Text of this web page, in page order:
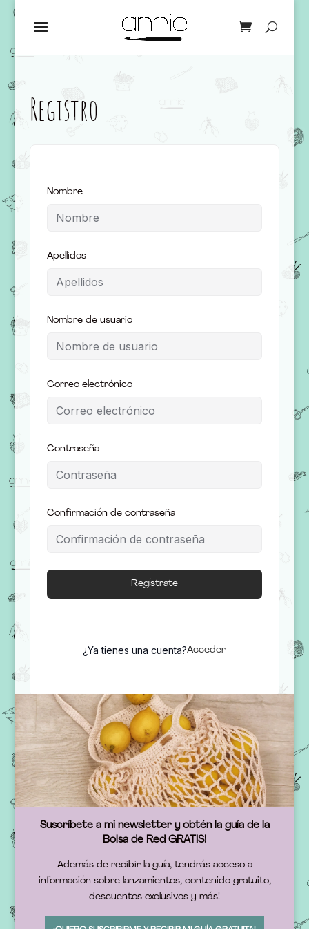
Registro
Nombre
Apellidos
Nombre de usuario
Correo electrónico
Contraseña
Confirmación de contraseña
Regístrate
¿Ya tienes una cuenta?Acceder
Suscríbete a mi newsletter y obtén la guía de la
Bolsa de Red GRATIS!
Además de recibir la guía, tendrás acceso a
información sobre lanzamientos, contenido gratuito,
descuentos exclusivos y más!